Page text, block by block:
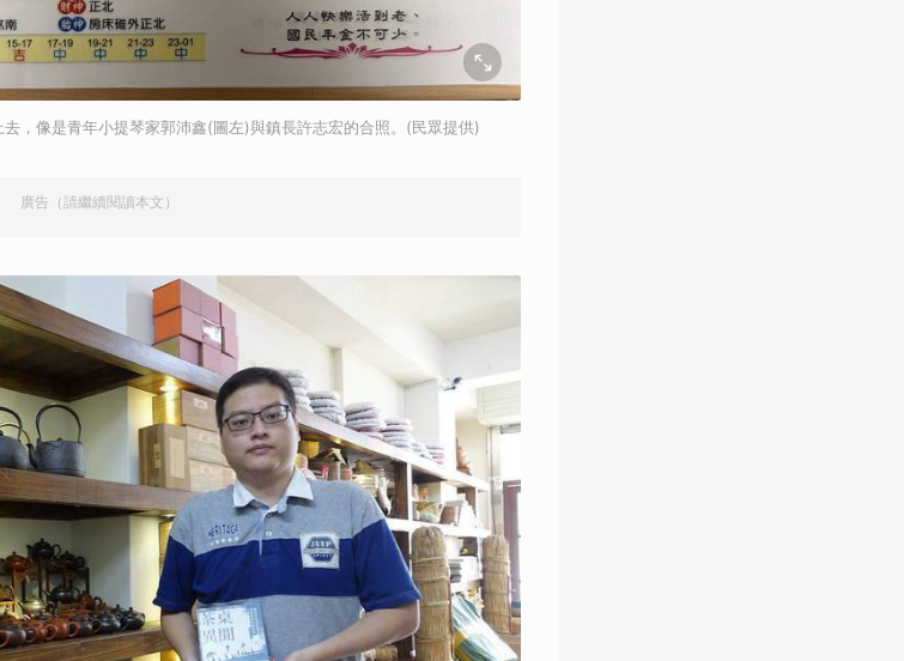
，像是青年小提琴家郭沛鑫(圖左)與鎮長許志宏的合照。(民眾提供)
廣告（請繼續閱讀本文）